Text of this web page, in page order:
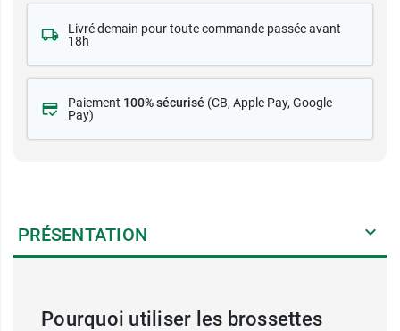
Livré demain pour toute commande passée avant
18h
Paiement 100% sécurisé (CB, Apple Pay, Google
Pay)
PRÉSENTATION
Pourquoi utiliser les brossettes